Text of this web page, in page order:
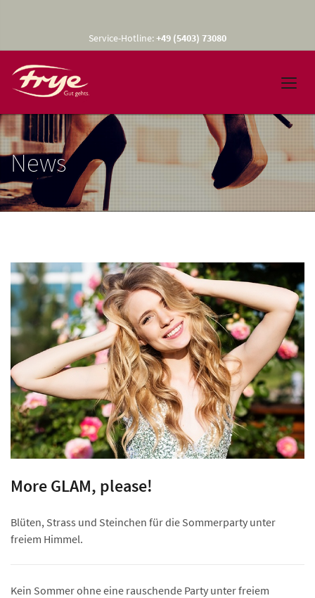
Service-Hotline:+49 (5403) 73080
News
More GLAM, please!
Blüten, Strass und Steinchen für die Sommerparty unter
freiem Himmel.
Kein Sommer ohne eine rauschende Party unter freiem